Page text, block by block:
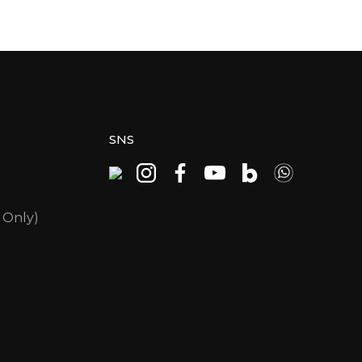
Only)
SNS